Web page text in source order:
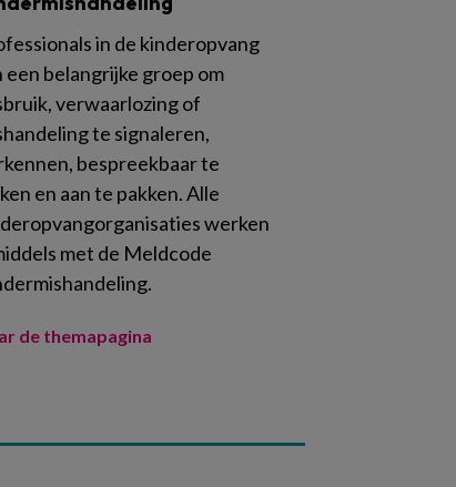
in de kinderopvang
een belangrijke groep om
verwaarlozing of
te signaleren,
bespreekbaar te
en aan te pakken. Alle
werken
met de Meldcode
de themapagina